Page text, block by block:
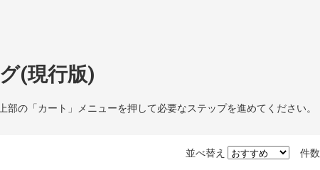
(現行版)
の「カート」メニューを押して必要なステップを進めてください。
件数
並べ替え